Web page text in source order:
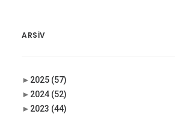
ARSIV
► 2025 (57)
► 2024 (52)
► 2023 (44)